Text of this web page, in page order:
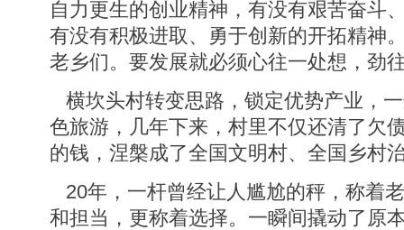
自力更生的创业精神，有没有艰苦奋斗
有没有积极进取、勇于创新的开拓精神
老乡们。要发展就必须心往一处想，劲
横坎头村转变思路，锁定优势产业，
色旅游，几年下来，村里不仅还清了欠
的钱，涅槃成了全国文明村、全国乡村
20年，一杆曾经让人尴尬的秤，称着
和担当，更称着选择。一瞬间撬动了原